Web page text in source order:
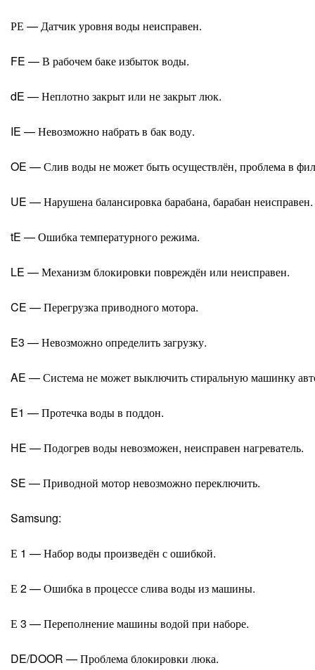
РЕ — Датчик уровня воды неисправен.
FE — В рабочем баке избыток воды.
dE — Неплотно закрыт или не закрыт люк.
IE — Невозможно набрать в бак воду.
OE — Слив воды не может быть осуществлён, проблема в
UE — Нарушена балансировка барабана, барабан неисправен.
tE — Ошибка температурного режима.
LE — Механизм блокировки повреждён или неисправен.
CE — Перегрузка приводного мотора.
E3 — Невозможно определить загрузку.
AE — Система не может выключить стиральную машинку
E1 — Протечка воды в поддон.
HE — Подогрев воды невозможен, неисправен нагреватель.
SE — Приводной мотор невозможно переключить.
Samsung:
Е 1 — Набор воды произведён с ошибкой.
Е 2 — Ошибка в процессе слива воды из машины.
Е 3 — Переполнение машины водой при наборе.
DE/DOOR — Проблема блокировки люка.